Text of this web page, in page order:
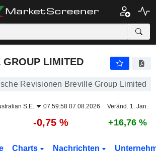
LIMITED
GROUP LIMITED
Revisionen Breville Group Limited
S.E. 07:59:58 07.08.2026 Veränd. 1. Jan.
-0,75 % +16,76 %
Charts Nachrichten